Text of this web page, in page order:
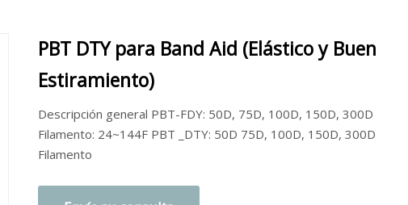
PBT DTY para Band Aid (Elástico y Buen
Estiramiento)
Descripción general PBT-FDY: 50D, 75D, 100D, 150D, 300D
Filamento: 24~144F PBT _DTY: 50D 75D, 100D, 150D, 300D
Filamento